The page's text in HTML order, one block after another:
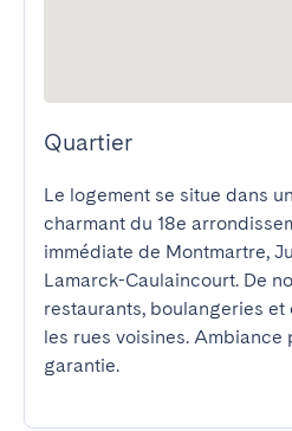
Quartier
Le logement se situe dans
charmant du 18e
immédiate de Montmartre,
Lamarck-Caulaincourt. De
restaurants, boulangeries
les rues voisines.
garantie.